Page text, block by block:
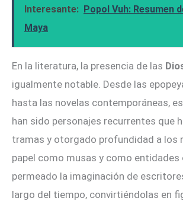
Interesante: Popol Vuh: Resumen
Maya
En la literatura, la presencia de las
igualmente notable. Desde las
hasta las novelas contemporáneas,
han sido personajes recurrentes que
tramas y otorgado profundidad a los
papel como musas y como entidades
permeado la imaginación de
largo del tiempo, convirtiéndolas en